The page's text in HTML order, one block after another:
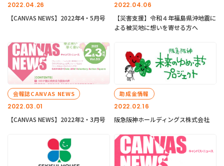
2022.04.26
【CANVAS NEWS】2022年4・5月号
2022.04.06
【災害支援】令和４年福島県沖地震に
よる被災地に想いを寄せる方へ
2022.03.01
会報誌CANVAS NEWS
【CANVAS NEWS】2022年2・3月号
2022.02.16
助成金情報
阪急阪神ホールディングス株式会社